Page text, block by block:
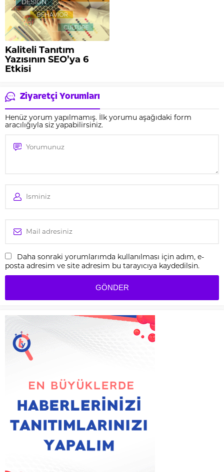
Kaliteli Tanıtım
Yazısının SEO’ya 6
Etkisi
Ziyaretçi Yorumları
Henüz yorum yapılmamış. İlk yorumu aşağıdaki form
aracılığıyla siz yapabilirsiniz.
Daha sonraki yorumlarımda kullanılması için adım, e-
posta adresim ve site adresim bu tarayıcıya kaydedilsin.